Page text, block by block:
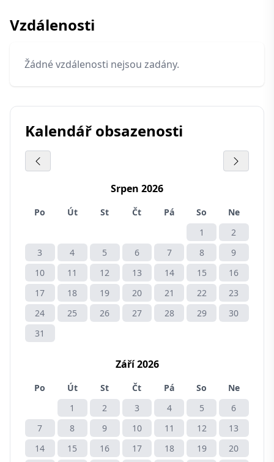
Vzdálenosti
Žádné vzdálenosti nejsou zadány.
Kalendář obsazenosti
Srpen 2026
Po Út St Čt Pá So
Ne
1
2
3
4 5 6 7 8
9
10
11 12 13 14 15
16
17
18 19 20 21 22
23
24
25 26 27 28 29
30
31
Září 2026
Po Út St Čt Pá So
Ne
1
2 3 4 5
6
7
8 9 10 11 12
13
14
15 16 17 18 19
20